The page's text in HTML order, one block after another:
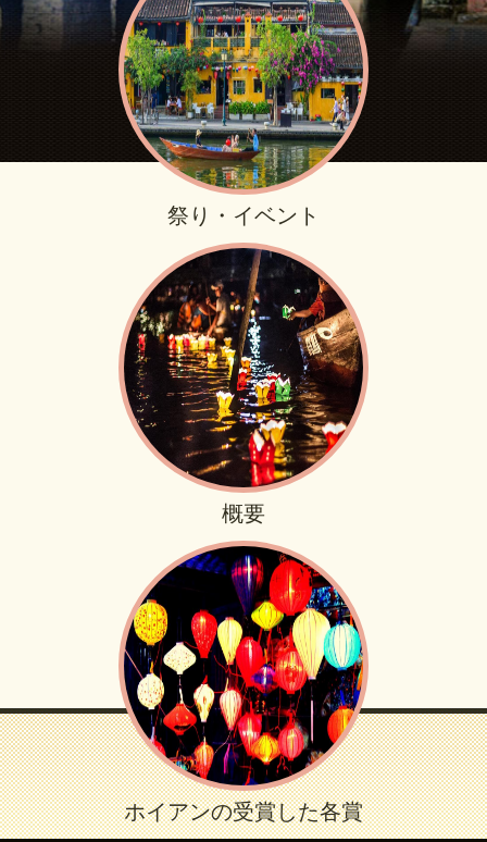
祭り・イベント
概要
ホイアンの受賞した各賞